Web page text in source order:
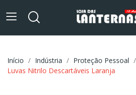
Início Indústria Proteção Pessoal
Luvas Nitrilo Descartáveis Laranja